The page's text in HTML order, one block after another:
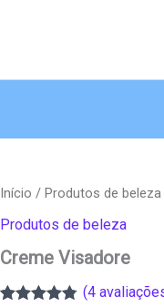
Início /Produtos de beleza
Produtos de beleza
Creme Visadore
(4